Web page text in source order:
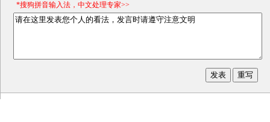
*搜狗拼音输入法，中文处理专家>>